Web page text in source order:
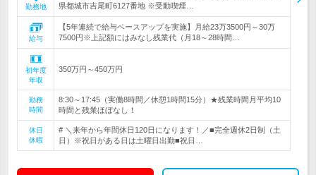
勤務地
県都城市吉尾町6127番地 ※受動喫煙…
給与
【5年連続で給与ベースアップを実施】月給23万3500円～30万
7500円※上記額にはみなし残業代（月18～28時間…
初年度
年収
350万円～450万円
勤務
時間
8:30～17:45（実働8時間／休憩1時間15分）★残業時間月平均10
時間と残業ほぼなし！
休日
休暇
# ＼来年から年間休日120日になります！／■完全週休2日制（土
日）※祝日がある日は土曜日出勤■祝日…